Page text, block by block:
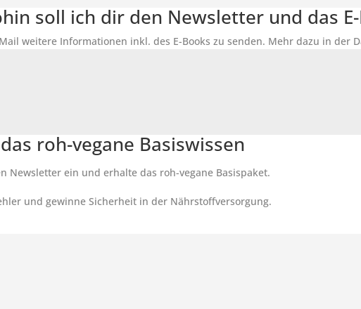
DeineErnährungAkademie
soll ich dir den Newsletter und das
weitere Informationen inkl. des E-Books zu senden. Mehr dazu in der
roh-vegane Basiswissen
Newsletter ein und erhalte das roh-vegane Basispaket.
und gewinne Sicherheit in der Nährstoffversorgung.